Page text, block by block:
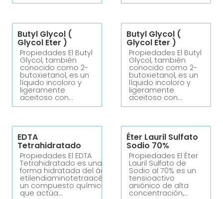
Butyl Glycol (
Glycol Eter )
Propiedades El Butyl
Glycol, también
conocido como 2-
butoxietanol, es un
líquido incoloro y
ligeramente
aceitoso con…
Butyl Glycol (
Glycol Eter )
Propiedades El Butyl
Glycol, también
conocido como 2-
butoxietanol, es un
líquido incoloro y
ligeramente
aceitoso con…
EDTA
Tetrahidratado
Propiedades El EDTA
Tetrahidratado es una
forma hidratada del ácido
etilendiaminotetraacético,
un compuesto químico
que actúa…
Éter Lauril Sulfato
Sodio 70%
Propiedades El Éter
Lauril Sulfato de
Sodio al 70% es un
tensioactivo
aniónico de alta
concentración,…